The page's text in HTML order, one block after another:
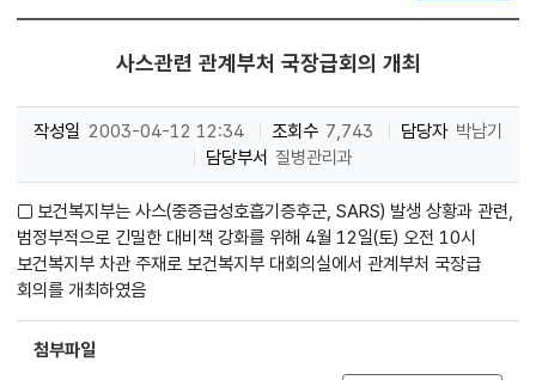
사스관련 관계부처 국장급회의 개최
작성일 2003-04-12 12:34 조회수 7,743 담당자 박남기
담당부서 질병관리과
□ 보건복지부는 사스(중증급성호흡기증후군, SARS) 발생 상황과 관련,
범정부적으로 긴밀한 대비책 강화를 위해 4월 12일(토) 오전 10시
보건복지부 차관 주재로 보건복지부 대회의실에서 관계부처 국장급
회의를 개최하였음
첨부파일